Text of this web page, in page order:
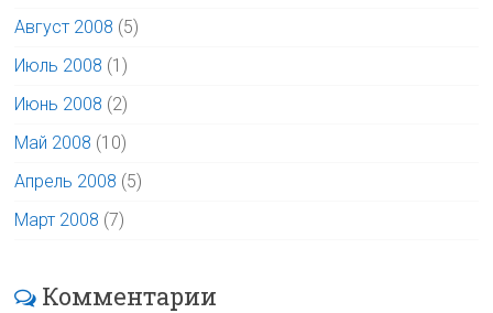
Август 2008 (5)
Июль 2008 (1)
Июнь 2008 (2)
Май 2008 (10)
Апрель 2008 (5)
Март 2008 (7)
Комментарии